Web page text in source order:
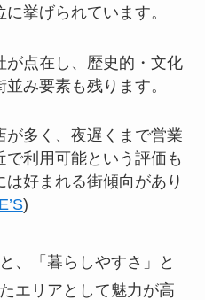
挙げられています。
が点在し、歴史的・文化
み要素も残ります。
が多く、夜遅くまで営業
利用可能という評価も
好まれる街傾向があり
)
、「暮らしやすさ」と
エリアとして魅力が高